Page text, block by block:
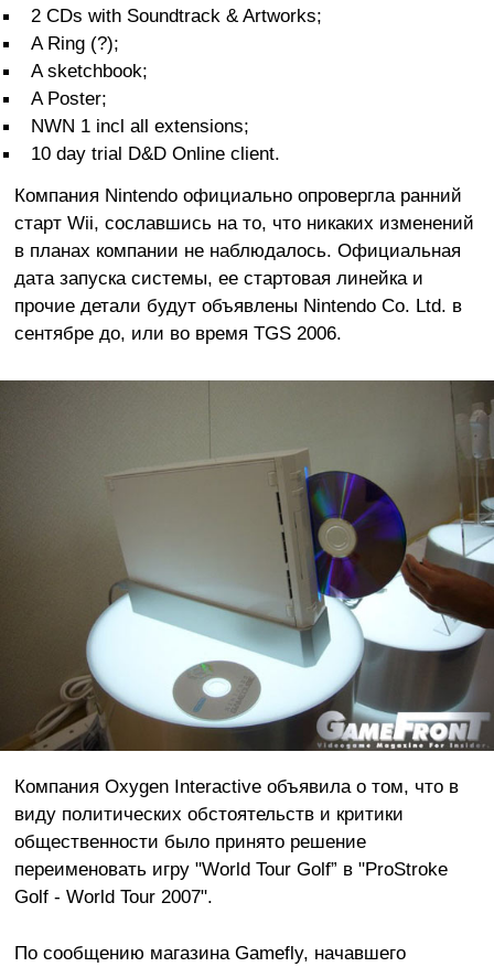
2 CDs with Soundtrack & Artworks;
A Ring (?);
A sketchbook;
A Poster;
NWN 1 incl all extensions;
10 day trial D&D Online client.
Компания Nintendo официально опровергла ранний
старт Wii, сославшись на то, что никаких изменений
в планах компании не наблюдалось. Официальная
дата запуска системы, ее стартовая линейка и
прочие детали будут объявлены Nintendo Co. Ltd. в
сентябре до, или во время TGS 2006.
Компания Oxygen Interactive объявила о том, что в
виду политических обстоятельств и критики
общественности было принято решение
переименовать игру "World Tour Golf” в "ProStroke
Golf - World Tour 2007".
По сообщению магазина Gamefly, начавшего